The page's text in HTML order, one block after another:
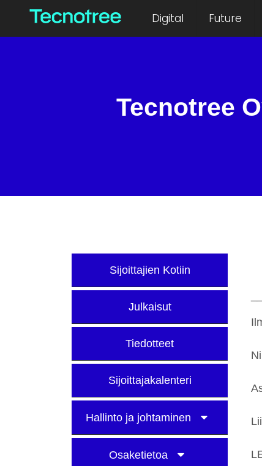
Digital Future
Tecnotree
Sijoittajien Kotiin
Julkaisut
Tiedotteet
Sijoittajakalenteri
Hallinto ja johtaminen
Osaketietoa